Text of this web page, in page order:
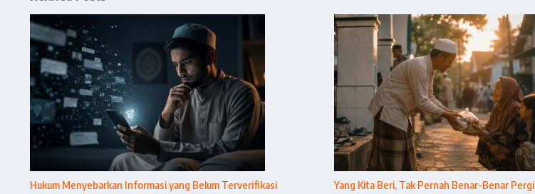
Hukum Menyebarkan Informasi yang Belum Terverifikasi Yang Kita Beri, Tak Pernah Benar-Benar Pergi